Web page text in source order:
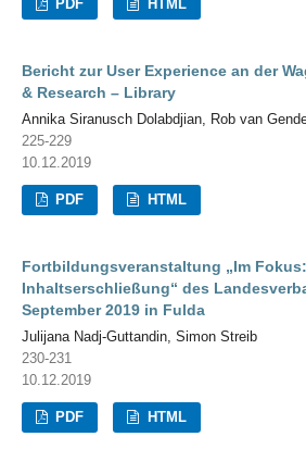
PDF HTML
Bericht zur User Experience an der
& Research – Library
Annika Siranusch Dolabdjian, Rob van
225-229
10.12.2019
PDF HTML
Fortbildungsveranstaltung „Im Fokus:
Inhaltserschließung“ des
September 2019 in Fulda
Julijana Nadj-Guttandin, Simon Streib
230-231
10.12.2019
PDF HTML